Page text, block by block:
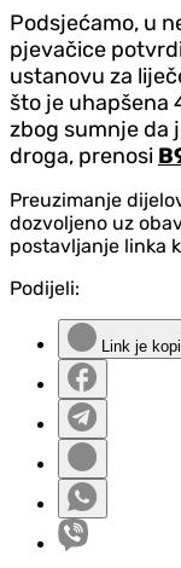
Podsjećamo, u
pjevačice
ustanovu za
što je uhapšena
zbog sumnje da
droga, prenosi
Preuzimanje
dozvoljeno uz
postavljanje linka
Podijeli:
Link je